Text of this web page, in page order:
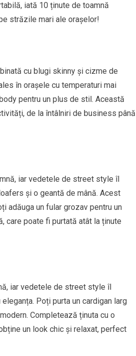
iată 10 ținute de toamnă
străzile mari ale orașelor!
cu blugi skinny și cizme de
în orașele cu temperaturi mai
pentru un plus de stil. Această
de la întâlniri de business până
iar vedetele de street style îl
și o geantă de mână. Acest
adăuga un fular grozav pentru un
care poate fi purtată atât la ținute
iar vedetele de street style îl
Poți purta un cardigan larg
Completează ținuta cu o
un look chic și relaxat, perfect